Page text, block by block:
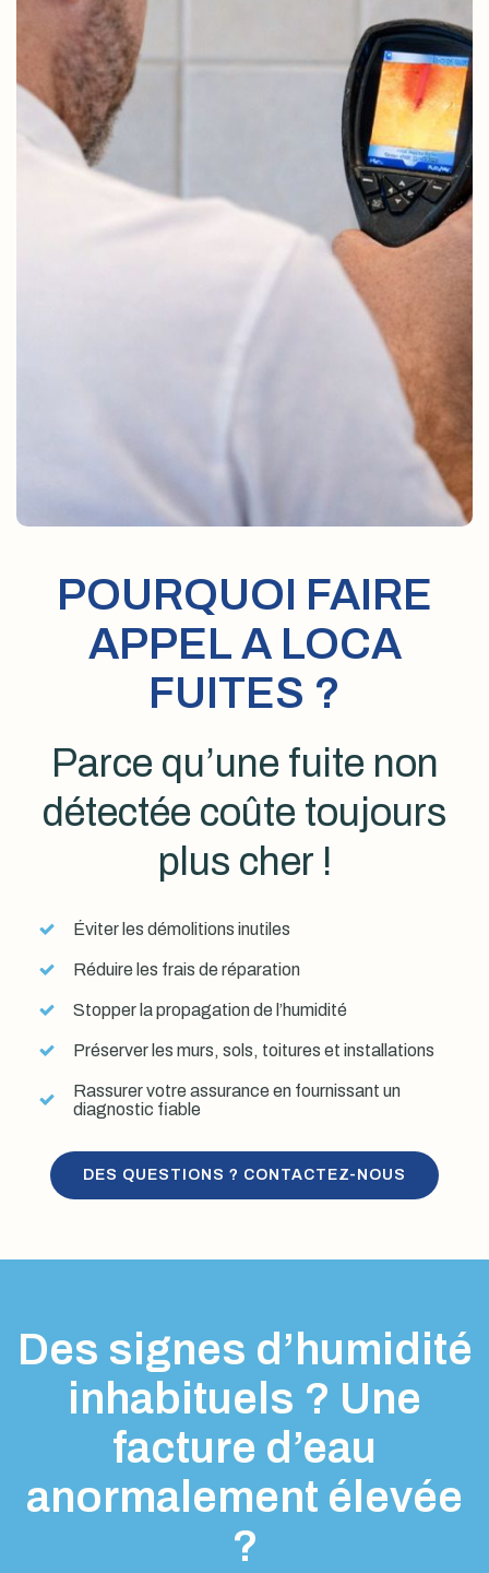
POURQUOI FAIRE
APPEL A LOCA
FUITES ?
Parce qu’une fuite non
détectée coûte toujours
plus cher !
Éviter les démolitions inutiles
Réduire les frais de réparation
Stopper la propagation de l’humidité
Préserver les murs, sols, toitures et installations
Rassurer votre assurance en fournissant un
diagnostic fiable
DES QUESTIONS ? CONTACTEZ-NOUS
Des signes d’humidité
inhabituels ? Une
facture d’eau
anormalement élevée
?